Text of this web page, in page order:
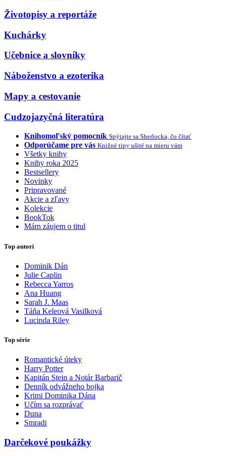
Životopisy a reportáže
Kuchárky
Učebnice a slovníky
Náboženstvo a ezoterika
Mapy a cestovanie
Cudzojazyčná literatúra
Knihomoľský pomocník Spýtajte sa Sherlocka, čo čítať
Odporúčame pre vás Knižné tipy ušité na mieru vám
Všetky knihy
Knihy roka 2025
Bestsellery
Novinky
Pripravované
Akcie a zľavy
Kolekcie
BookTok
Mám záujem o titul
Top autori
Dominik Dán
Julie Caplin
Rebecca Yarros
Ana Huang
Sarah J. Maas
Táňa Keleová Vasilková
Lucinda Riley
Top série
Romantické úteky
Harry Potter
Kapitán Stein a Notár Barbarič
Denník odvážneho bojka
Krimi Dominika Dána
Učím sa rozprávať
Duna
Smradi
Darčekové poukážky